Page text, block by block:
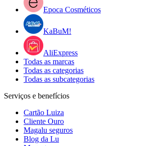
Epoca Cosméticos
KaBuM!
AliExpress
Todas as marcas
Todas as categorias
Todas as subcategorias
Serviços e benefícios
Cartão Luiza
Cliente Ouro
Magalu seguros
Blog da Lu